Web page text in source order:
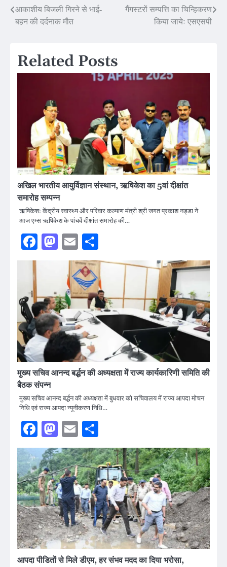
Post
आकाशीय बिजली गिरने से भाई-
बहन की दर्दनाक मौत
गैंगस्टरों सम्पत्ति का चिन्हिकरण
किया जायेः एसएसपी
Related Posts
अखिल भारतीय आयुर्विज्ञान संस्थान, ऋषिकेश का 5वां दीक्षांत
समारोह सम्पन्न
ऋषिकेशः केंद्रीय स्वास्थ्य और परिवार कल्याण मंत्री श्री जगत प्रकाश नड्डा ने
आज एम्स ऋषिकेश के पांचवें दीक्षांत समारोह की…
Facebook
Mastodon
Email
मुख्य सचिव आनन्द बर्द्धन की अध्यक्षता में राज्य कार्यकारिणी समिति की
बैठक संपन्न
मुख्य सचिव आनन्द बर्द्धन की अध्यक्षता में बुधवार को सचिवालय में राज्य आपदा मोचन
निधि एवं राज्य आपदा न्यूनीकरण निधि…
Facebook
Mastodon
Email
आपदा पीडितों से मिले डीएम, हर संभव मदद का दिया भरोसा,